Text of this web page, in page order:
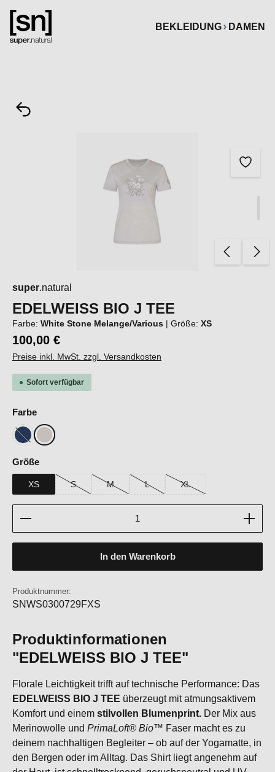
springen
BEKLEIDUNG
DAMEN
super.natural
EDELWEISS BIO J TEE
Farbe: White Stone Melange/Various | Größe: XS
100,00 €
Preise inkl. MwSt. zzgl. Versandkosten
Sofort verfügbar
Farbeauswählen
Blueberry/Various
(Diese Option ist zurzeit nicht verfügbar.)
White Stone Melange/Various
Größeauswählen
XS S
(Diese Option ist zurzeit nicht verfügbar.)
M
(Diese Option ist zurzeit nicht verfügbar.)
L
(Diese Option ist zurzeit nicht
XL
(Diese Option ist zurzeit
Produkt Anzahl: Gib den gewünschten Wert ein
In den Warenkorb
Produktnummer:
SNWS0300729FXS
Produktinformationen
"EDELWEISS BIO J TEE"
Florale Leichtigkeit trifft auf technische Performance: Das
EDELWEISS BIO J TEE überzeugt mit atmungsaktivem
Komfort und einem stilvollen Blumenprint. Der Mix aus
Merinowolle und PrimaLoft® Bio™ Faser macht es zu
deinem nachhaltigen Begleiter – ob auf der Yogamatte, in
den Bergen oder im Alltag. Das Shirt liegt angenehm auf